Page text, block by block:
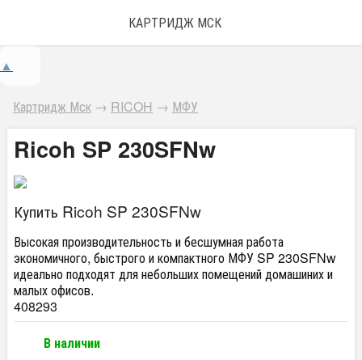
КАРТРИДЖ МСК
▲
Картридж Мск → RICOH → МФУ
Ricoh SP 230SFNw
Купить Ricoh SP 230SFNw
Высокая производительность и бесшумная работа
экономичного, быстрого и компактного МФУ SP 230SFNw
идеально подходят для небольших помещений домашиних и
малых офисов.
408293
В наличии